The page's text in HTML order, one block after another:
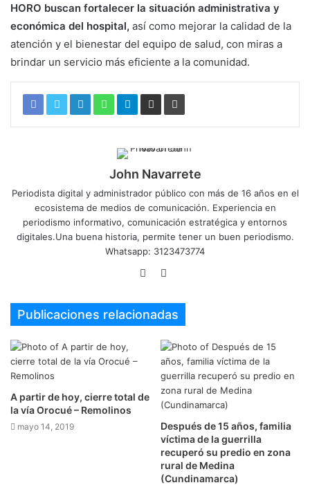
HORO buscan fortalecer la situación administrativa y
económica del hospital, así como mejorar la calidad de la
atención y el bienestar del equipo de salud, con miras a
brindar un servicio más eficiente a la comunidad.
John Navarrete
Periodista digital y administrador público con más de 16 años en el
ecosistema de medios de comunicación. Experiencia en
periodismo informativo, comunicación estratégica y entornos
digitales.Una buena historia, permite tener un buen periodismo.
Whatsapp: 3123473774
SitioTwitter
Publicaciones relacionadas
A partir de hoy, cierre total de
la vía Orocué – Remolinos
mayo 14, 2019
Después de 15 años, familia
víctima de la guerrilla
recuperó su predio en zona
rural de Medina
(Cundinamarca)